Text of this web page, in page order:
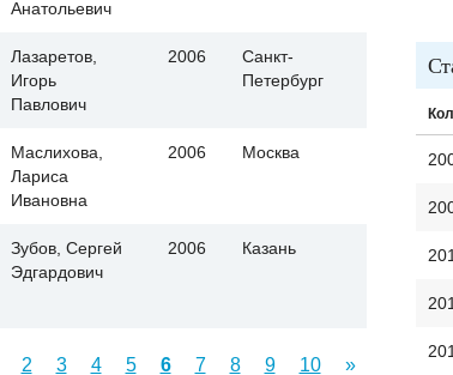
Анатольевич
Лазаретов,
Игорь
Павлович
2006
Санкт-
Петербург
Маслихова,
Лариса
Ивановна
2006 Москва
Зубов, Сергей
Эдгардович
2006 Казань
2 3 4 5 6 7 8 9 10 »